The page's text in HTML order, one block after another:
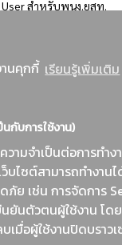
านคุกกี้ เรียนรู้เพิ่มเติม
กับการใช้งาน)
วามจำเป็นต่อการทำง
ว็บไซต์สามารถทำงาน
ภัย เช่น การจัดการ
ยันตัวตนผู้ใช้งาน โด
เมื่อผู้ใช้งานปิดบราวเ
User สำหรับพนง.ยสท.
ร่งใสในการจัดซื้อจัดจ้าง